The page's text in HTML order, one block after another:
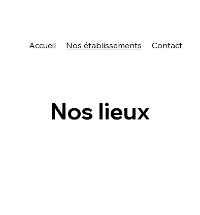
Accueil Nos établissements Contact
Nos lieux